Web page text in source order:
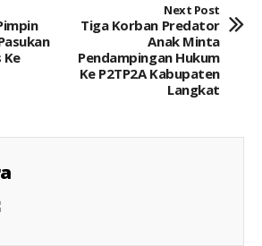
Ke
Next Post
Tiga Korban Predator
Anak Minta
Pendampingan Hukum
Ke P2TP2A Kabupaten
Langkat